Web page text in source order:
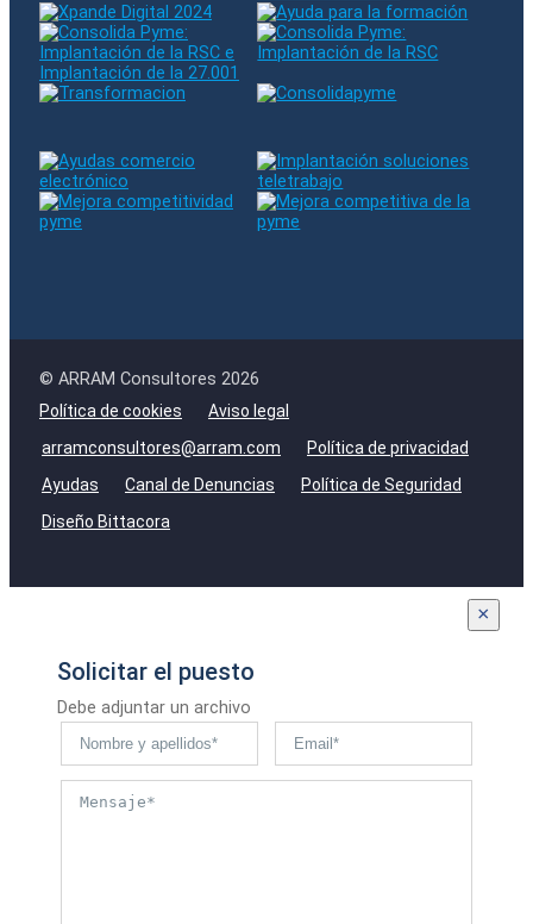
© ARRAM Consultores 2026
Política de cookies
Aviso legal
arramconsultores@arram.com
Política de privacidad
Ayudas
Canal de Denuncias
Política de Seguridad
Diseño Bittacora
×
Solicitar el puesto
Debe adjuntar un archivo